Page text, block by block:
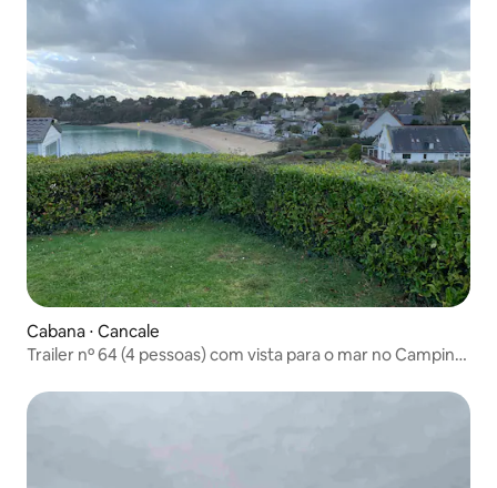
Cabana ⋅ Cancale
Trailer nº 64 (4 pessoas) com vista para o mar no Camping